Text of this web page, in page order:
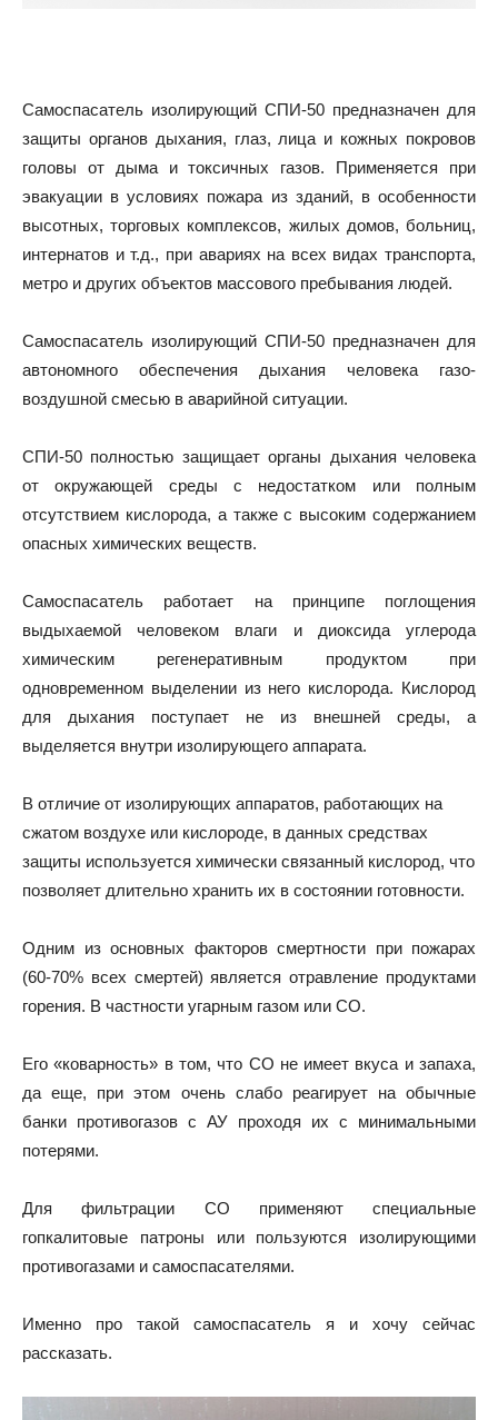
Самоспасатель изолирующий СПИ-50 предназначен для
защиты органов дыхания, глаз, лица и кожных покровов
головы от дыма и токсичных газов. Применяется при
эвакуации в условиях пожара из зданий, в особенности
высотных, торговых комплексов, жилых домов, больниц,
интернатов и т.д., при авариях на всех видах транспорта,
метро и других объектов массового пребывания людей.
Самоспасатель изолирующий СПИ-50 предназначен для
автономного обеспечения дыхания человека газо-
воздушной смесью в аварийной ситуации.
СПИ-50 полностью защищает органы дыхания человека
от окружающей среды с недостатком или полным
отсутствием кислорода, а также с высоким содержанием
опасных химических веществ.
Самоспасатель работает на принципе поглощения
выдыхаемой человеком влаги и диоксида углерода
химическим регенеративным продуктом при
одновременном выделении из него кислорода. Кислород
для дыхания поступает не из внешней среды, а
выделяется внутри изолирующего аппарата.
В отличие от изолирующих аппаратов, работающих на
сжатом воздухе или кислороде, в данных средствах
защиты используется химически связанный кислород, что
позволяет длительно хранить их в состоянии готовности.
Одним из основных факторов смертности при пожарах
(60-70% всех смертей) является отравление продуктами
горения. В частности угарным газом или СО.
Его «коварность» в том, что СО не имеет вкуса и запаха,
да еще, при этом очень слабо реагирует на обычные
банки противогазов с АУ проходя их с минимальными
потерями.
Для фильтрации СО применяют специальные
гопкалитовые патроны или пользуются изолирующими
противогазами и самоспасателями.
Именно про такой самоспасатель я и хочу сейчас
рассказать.